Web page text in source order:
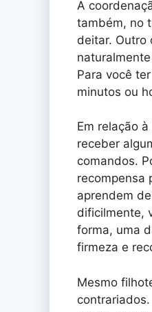
A
também, no
deitar. Outro
Para você
minutos ou
Em relação
receber
comandos.
recompensa
aprendem
dificilmente,
forma, uma
firmeza e
Mesmo